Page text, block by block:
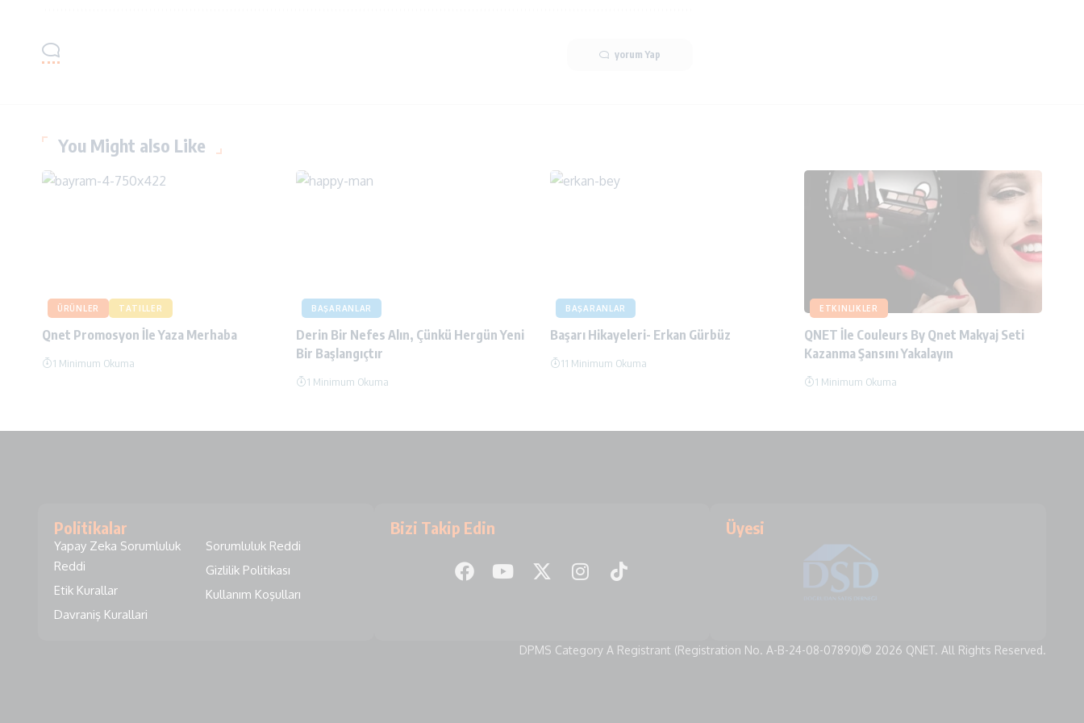
yorum Yap
You Might also Like
ÜRÜNLER TATILLER
Qnet Promosyon İle Yaza Merhaba
1 Minimum Okuma
BAŞARANLAR
Derin Bir Nefes Alın, Çünkü Hergün Yeni
Bir Başlangıçtır
1 Minimum Okuma
BAŞARANLAR
Başarı Hikayeleri- Erkan Gürbüz
11 Minimum Okuma
ETKINLIKLER
QNET İle Couleurs By Qnet Makyaj Seti
Kazanma Şansını Yakalayın
1 Minimum Okuma
Politikalar
Yapay Zeka Sorumluluk
Reddi
Etik Kurallar
Davraniş Kurallari
Sorumluluk Reddi
Gizlilik Politikası
Kullanım Koşulları
Bizi Takip Edin Üyesi
© 2026 QNET. All Rights Reserved.
DPMS Category A Registrant (Registration No. A-B-24-08-07890)